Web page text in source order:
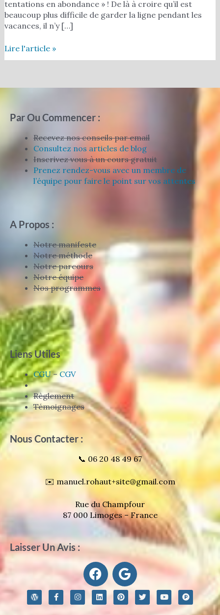
tentations en abondance » ! De là à croire qu’il est
beaucoup plus difficile de garder la ligne pendant les
vacances, il n’y […]
Lire l'article »
Par Ou Commencer :
Recevez nos conseils par email
Consultez nos articles de blog
Inscrivez vous à un cours gratuit
Prenez rendez-vous avec un membre de
l’équipe pour faire le point sur vos attentes
A Propos :
Notre manifeste
Notre méthode
Notre parcours
Notre équipe
Nos programmes
Liens Utiles
CGU–CGV
Règlement
Témoignages
Nous Contacter :
📞 06 20 48 49 67
✉️ manuel.rohaut+site@gmail.com
Rue du Champfour
87 000 Limoges – France
Laisser Un Avis :
F
a
c
e
G
o
o
g
W
o
F
a
I
n
L
i
P
i
T
w
Y
o
P
r